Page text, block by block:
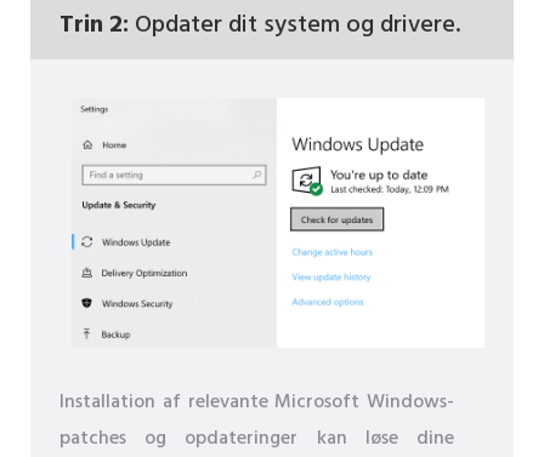
Trin 2: Opdater dit system og drivere.
Installation af relevante Microsoft Windows-
patches og opdateringer kan løse dine